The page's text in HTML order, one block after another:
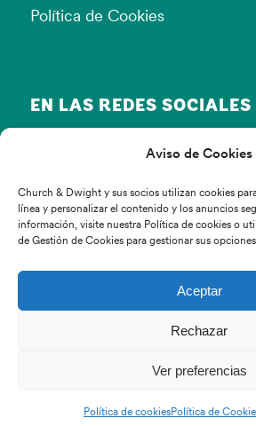
Aviso de Cookies
Church & Dwight y sus socios utilizan cookies
línea y personalizar el contenido y los anuncios
información, visite nuestra Política de cookies o
de Gestión de Cookies para gestionar sus
Aceptar
Rechazar
Ver preferencias
Política de cookiesPolítica de
Política de Cookies
EN LAS REDES SOCIALES
© Copyright Church & Dwight 2022
Inicio